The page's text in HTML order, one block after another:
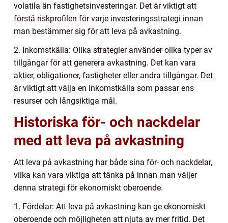
volatila än fastighetsinvesteringar. Det är viktigt att
förstå riskprofilen för varje investeringsstrategi innan
man bestämmer sig för att leva på avkastning.
2. Inkomstkälla: Olika strategier använder olika typer av
tillgångar för att generera avkastning. Det kan vara
aktier, obligationer, fastigheter eller andra tillgångar. Det
är viktigt att välja en inkomstkälla som passar ens
resurser och långsiktiga mål.
Historiska för- och nackdelar
med att leva på avkastning
Att leva på avkastning har både sina för- och nackdelar,
vilka kan vara viktiga att tänka på innan man väljer
denna strategi för ekonomiskt oberoende.
1. Fördelar: Att leva på avkastning kan ge ekonomiskt
oberoende och möjligheten att njuta av mer fritid. Det